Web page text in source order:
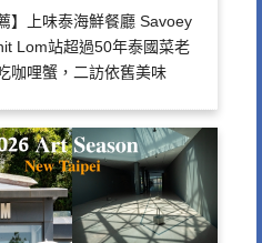
】上味泰海鮮餐廳 Savoey
Lom站超過50年泰國菜老
咖哩蟹，二訪依舊美味